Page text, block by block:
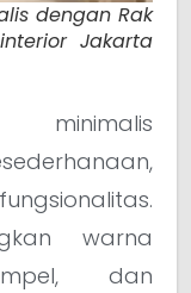
dengan Rak
Jakarta
warna
dan